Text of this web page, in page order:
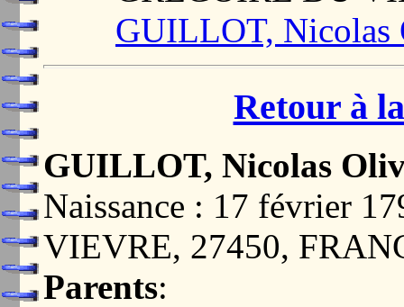
GUILLOT, Nicolas
Retour à
GUILLOT, Nicolas
Naissance : 17 février
VIEVRE, 27450,
Parents: